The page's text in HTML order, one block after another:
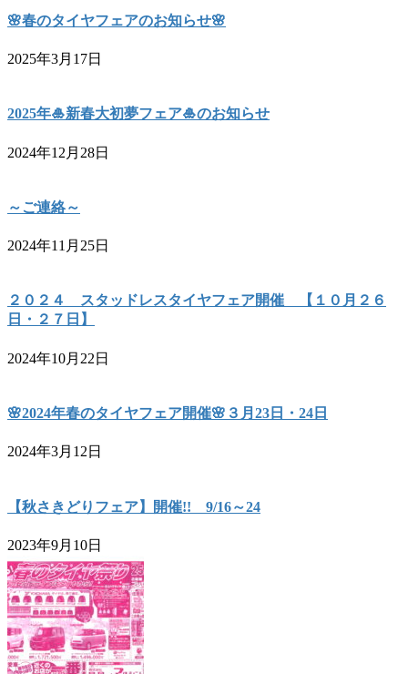
🌸春のタイヤフェアのお知らせ🌸
2025年3月17日
2025年🎍新春大初夢フェア🎍のお知らせ
2024年12月28日
～ご連絡～
2024年11月25日
２０２４ スタッドレスタイヤフェア開催 【１０月２６
日・２７日】
2024年10月22日
🌸2024年春のタイヤフェア開催🌸３月23日・24日
2024年3月12日
【秋さきどりフェア】開催!! 9/16～24
2023年9月10日